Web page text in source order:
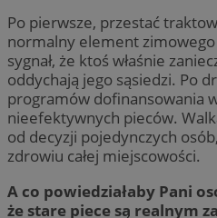
Po pierwsze, przestać
normalny element
sygnał, że ktoś właśnie
oddychają jego sąsiedzi. Po
programów dofinansowania
nieefektywnych pieców.
od decyzji pojedynczych
zdrowiu całej miejscowości.
A co powiedziałaby Pani
że stare piece są realnym